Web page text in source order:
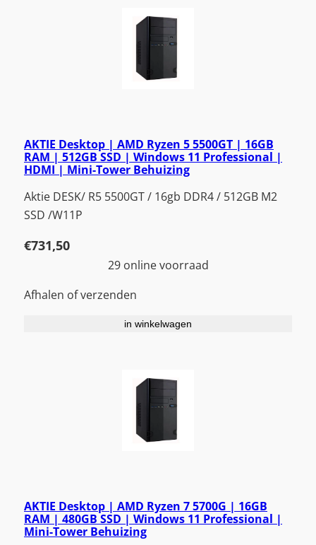
AKTIE Desktop | AMD Ryzen 5 5500GT | 16GB
RAM | 512GB SSD | Windows 11 Professional |
HDMI | Mini-Tower Behuizing
Aktie DESK/ R5 5500GT / 16gb DDR4 / 512GB M2
SSD /W11P
€731,50
29 online voorraad
Afhalen of verzenden
in winkelwagen
AKTIE Desktop | AMD Ryzen 7 5700G | 16GB
RAM | 480GB SSD | Windows 11 Professional |
Mini-Tower Behuizing